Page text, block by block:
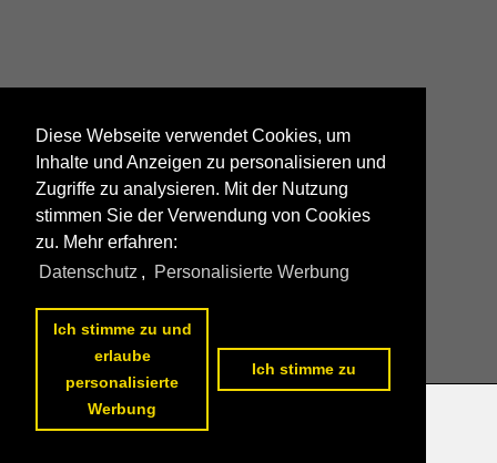
Diese Webseite verwendet Cookies, um
Inhalte und Anzeigen zu personalisieren und
Zugriffe zu analysieren. Mit der Nutzung
stimmen Sie der Verwendung von Cookies
zu. Mehr erfahren:
Datenschutz , Personalisierte Werbung
Ich stimme zu und
erlaube
personalisierte
Werbung
Ich stimme zu